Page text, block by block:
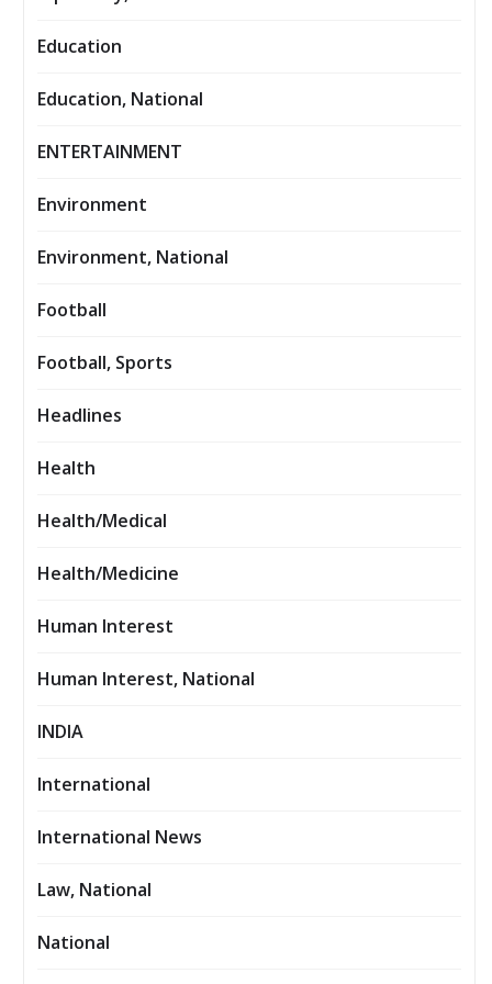
Education
Education, National
ENTERTAINMENT
Environment
Environment, National
Football
Football, Sports
Headlines
Health
Health/Medical
Health/Medicine
Human Interest
Human Interest, National
INDIA
International
International News
Law, National
National